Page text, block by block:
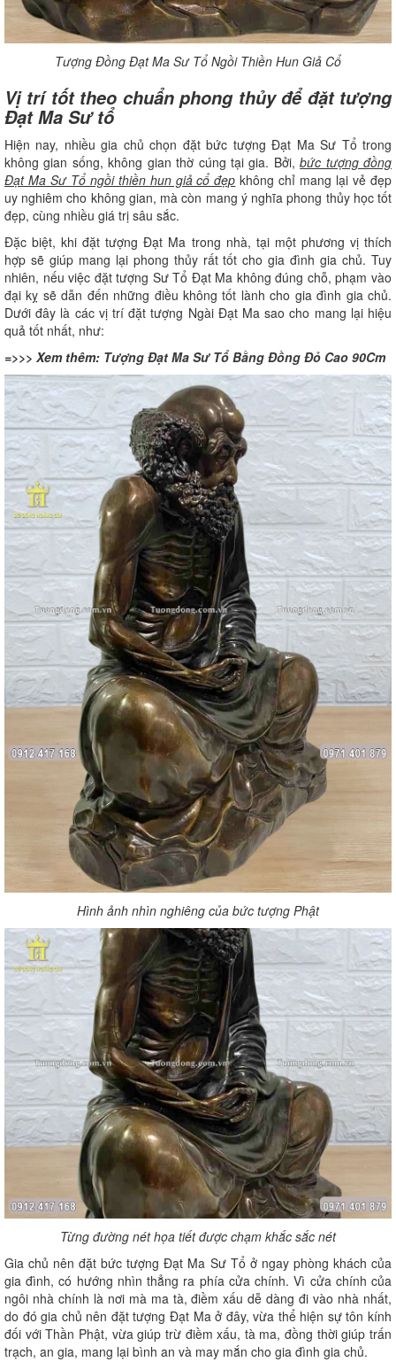
Tượng Đồng Đạt Ma Sư Tổ Ngồi Thiền Hun Giả Cổ
Vị trí tốt theo chuẩn phong thủy để đặt tượng
Đạt Ma Sư tổ
Hiện nay, nhiều gia chủ chọn đặt bức tượng Đạt Ma Sư Tổ trong
không gian sống, không gian thờ cúng tại gia. Bởi,bức tượng đồng
Đạt Ma Sư Tổ ngồi thiền hun giả cổ đẹp không chỉ mang lại vẻ đẹp
uy nghiêm cho không gian, mà còn mang ý nghĩa phong thủy học tốt
đẹp, cùng nhiều giá trị sâu sắc.
Đặc biệt, khi đặt tượng Đạt Ma trong nhà, tại một phương vị thích
hợp sẽ giúp mang lại phong thủy rất tốt cho gia đình gia chủ. Tuy
nhiên, nếu việc đặt tượng Sư Tổ Đạt Ma không đúng chỗ, phạm vào
đại kỵ sẽ dẫn đến những điều không tốt lành cho gia đình gia chủ.
Dưới đây là các vị trí đặt tượng Ngài Đạt Ma sao cho mang lại hiệu
quả tốt nhất, như:
=>>> Xem thêm: Tượng Đạt Ma Sư Tổ Bằng Đồng Đỏ Cao 90Cm
Hình ảnh nhìn nghiêng của bức tượng Phật
Từng đường nét họa tiết được chạm khắc sắc nét
Gia chủ nên đặt bức tượng Đạt Ma Sư Tổ ở ngay phòng khách của
gia đình, có hướng nhìn thẳng ra phía cửa chính. Vì cửa chính của
ngôi nhà chính là nơi mà ma tà, điềm xấu dễ dàng đi vào nhà nhất,
do đó gia chủ nên đặt tượng Đạt Ma ở đây, vừa thể hiện sự tôn kính
đối với Thần Phật, vừa giúp trừ điềm xấu, tà ma, đồng thời giúp trấn
trạch, an gia, mang lại bình an và may mắn cho gia đình gia chủ.